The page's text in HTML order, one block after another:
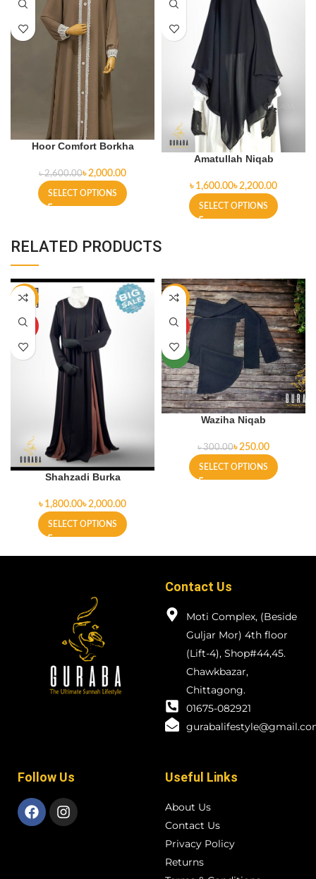
Hoor Comfort Borkha
৳2,600.00৳2,000.00
SELECT OPTIONS
Amatullah Niqab
৳ ৳
SELECT OPTIONS
RELATED PRODUCTS
-10%
HOT
Shahzadi Burka
৳ ৳
SELECT OPTIONS
-17%
HOT
NEW
Waziha Niqab
৳300.00৳250.00
SELECT OPTIONS
Contact Us
Moti Complex, (Beside
Guljar Mor) 4th floor
(Lift-4), Shop#44,45.
Chawkbazar,
Chittagong.
01675-082921
Follow Us Useful Links
About Us
Contact Us
Privacy Policy
Returns